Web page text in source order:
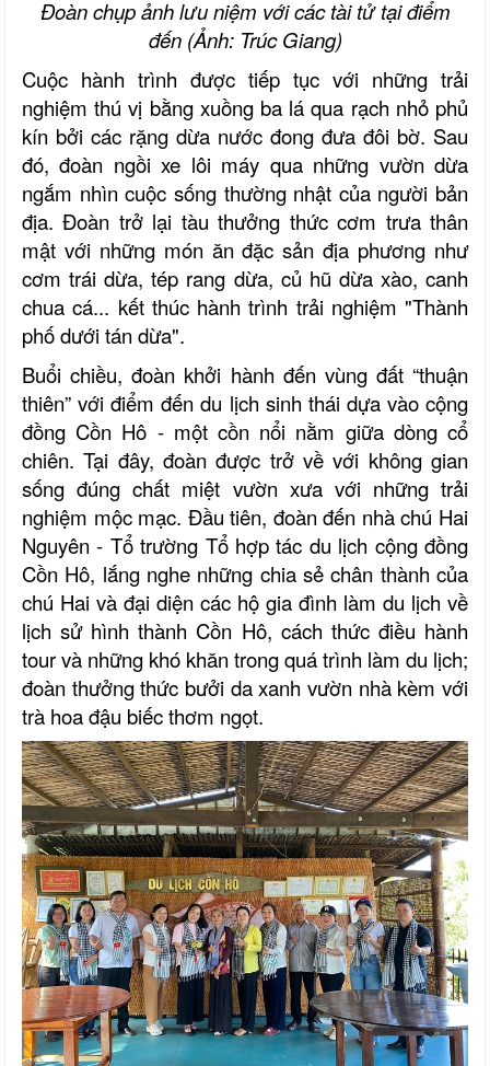
Đoàn chụp ảnh lưu niệm với các tài tử tại điểm
đến (Ảnh: Trúc Giang)
Cuộc hành trình được tiếp tục với những trải
nghiệm thú vị bằng xuồng ba lá qua rạch nhỏ phủ
kín bởi các rặng dừa nước đong đưa đôi bờ. Sau
đó, đoàn ngồi xe lôi máy qua những vườn dừa
ngắm nhìn cuộc sống thường nhật của người bản
địa. Đoàn trở lại tàu thưởng thức cơm trưa thân
mật với những món ăn đặc sản địa phương như
cơm trái dừa, tép rang dừa, củ hũ dừa xào, canh
chua cá... kết thúc hành trình trải nghiệm "Thành
phố dưới tán dừa".
Buổi chiều, đoàn khởi hành đến vùng đất “thuận
thiên” với điểm đến du lịch sinh thái dựa vào cộng
đồng Cồn Hô - một cồn nổi nằm giữa dòng cổ
chiên. Tại đây, đoàn được trở về với không gian
sống đúng chất miệt vườn xưa với những trải
nghiệm mộc mạc. Đầu tiên, đoàn đến nhà chú Hai
Nguyên - Tổ trường Tổ hợp tác du lịch cộng đồng
Cồn Hô, lắng nghe những chia sẻ chân thành của
chú Hai và đại diện các hộ gia đình làm du lịch về
lịch sử hình thành Cồn Hô, cách thức điều hành
tour và những khó khăn trong quá trình làm du lịch;
đoàn thưởng thức bưởi da xanh vườn nhà kèm với
trà hoa đậu biếc thơm ngọt.